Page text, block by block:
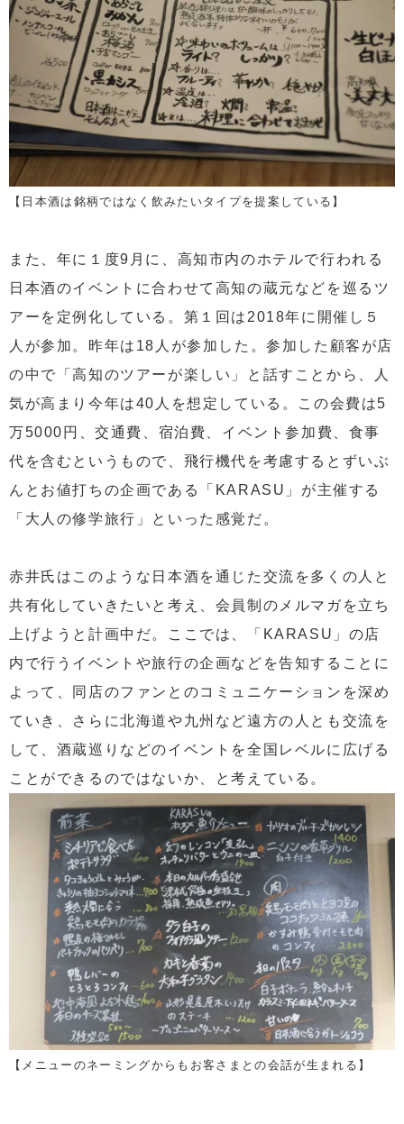
【日本酒は銘柄ではなく飲みたいタイプを提案している】
また、年に１度9月に、高知市内のホテルで行われる
日本酒のイベントに合わせて高知の蔵元などを巡るツ
アーを定例化している。第１回は2018年に開催し５
人が参加。昨年は18人が参加した。参加した顧客が店
の中で「高知のツアーが楽しい」と話すことから、人
気が高まり今年は40人を想定している。この会費は5
万5000円、交通費、宿泊費、イベント参加費、食事
代を含むというもので、飛行機代を考慮するとずいぶ
んとお値打ちの企画である「KARASU」が主催する
「大人の修学旅行」といった感覚だ。
赤井氏はこのような日本酒を通じた交流を多くの人と
共有化していきたいと考え、会員制のメルマガを立ち
上げようと計画中だ。ここでは、「KARASU」の店
内で行うイベントや旅行の企画などを告知することに
よって、同店のファンとのコミュニケーションを深め
ていき、さらに北海道や九州など遠方の人とも交流を
して、酒蔵巡りなどのイベントを全国レベルに広げる
ことができるのではないか、と考えている。
【メニューのネーミングからもお客さまとの会話が生まれる】